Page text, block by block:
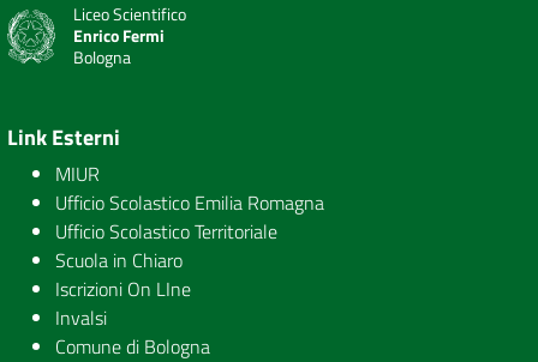
Liceo Scientifico
Enrico Fermi
Bologna
Link Esterni
MIUR
Ufficio Scolastico Emilia Romagna
Ufficio Scolastico Territoriale
Scuola in Chiaro
Iscrizioni On LIne
Invalsi
Comune di Bologna